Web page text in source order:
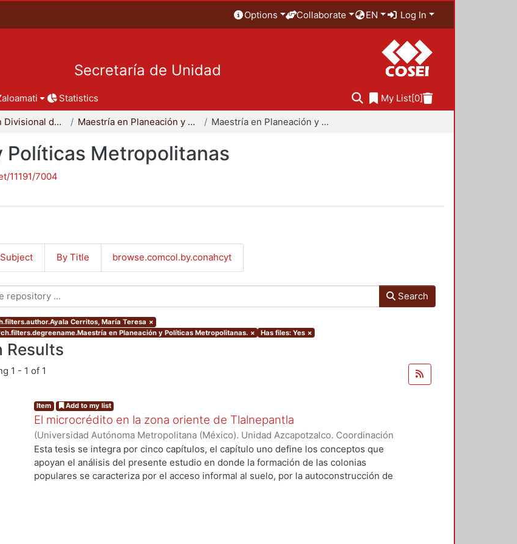
Options Collaborate EN Log In
Secretaría de Unidad
Statistics My List[0]
Coordinación Divisional de Posgrado Maestría en Planeación y Políticas Metropolitanas Maestría en Planeación y Políticas Metropolitanas
Políticas Metropolitanas
11191/7004
By Title browse.comcol.by.conahcyt
Search
Cerritos, María Teresa ×
en Planeación y Políticas Metropolitanas. × Has files: Yes ×
Results
1 - 1 of 1
Item Add to my list
El microcrédito en la zona oriente de Tlalnepantla
(Universidad Autónoma Metropolitana (México). Unidad Azcapotzalco. Coordinación
de Servicios de Información.,2022-08-19) Ayala Cerritos, María Teresa
Esta tesis se integra por cinco capítulos, el capítulo uno define los conceptos que
apoyan el análisis del presente estudio en donde la formación de las colonias
populares se caracteriza por el acceso informal al suelo, por la autoconstrucción de